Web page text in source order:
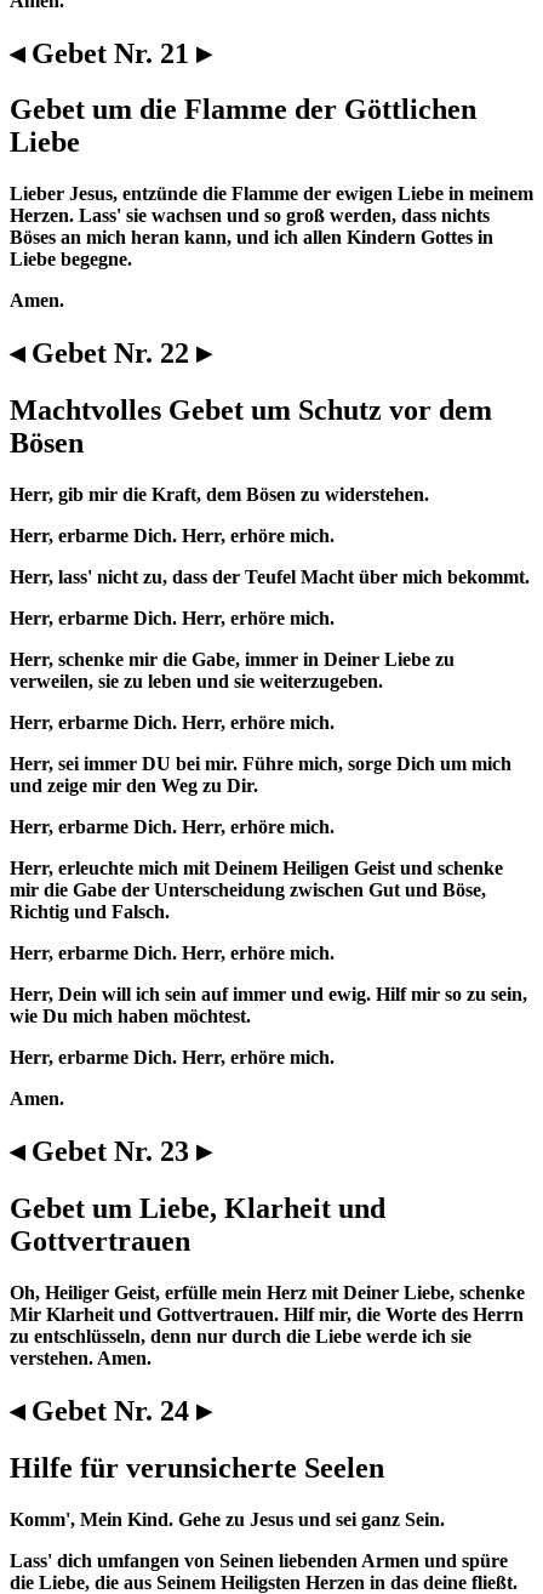
◂ Gebet Nr. 21 ▸
Gebet um die Flamme der Göttlichen
Liebe
Lieber Jesus, entzünde die Flamme der ewigen Liebe in meinem
Herzen. Lass' sie wachsen und so groß werden, dass nichts
Böses an mich heran kann, und ich allen Kindern Gottes in
Liebe begegne.
Amen.
◂ Gebet Nr. 22 ▸
Machtvolles Gebet um Schutz vor dem
Bösen
Herr, gib mir die Kraft, dem Bösen zu widerstehen.
Herr, erbarme Dich. Herr, erhöre mich.
Herr, lass' nicht zu, dass der Teufel Macht über mich bekommt.
Herr, erbarme Dich. Herr, erhöre mich.
Herr, schenke mir die Gabe, immer in Deiner Liebe zu
verweilen, sie zu leben und sie weiterzugeben.
Herr, erbarme Dich. Herr, erhöre mich.
Herr, sei immer DU bei mir. Führe mich, sorge Dich um mich
und zeige mir den Weg zu Dir.
Herr, erbarme Dich. Herr, erhöre mich.
Herr, erleuchte mich mit Deinem Heiligen Geist und schenke
mir die Gabe der Unterscheidung zwischen Gut und Böse,
Richtig und Falsch.
Herr, erbarme Dich. Herr, erhöre mich.
Herr, Dein will ich sein auf immer und ewig. Hilf mir so zu sein,
wie Du mich haben möchtest.
Herr, erbarme Dich. Herr, erhöre mich.
Amen.
◂ Gebet Nr. 23 ▸
Gebet um Liebe, Klarheit und
Gottvertrauen
Oh, Heiliger Geist, erfülle mein Herz mit Deiner Liebe, schenke
Mir Klarheit und Gottvertrauen. Hilf mir, die Worte des Herrn
zu entschlüsseln, denn nur durch die Liebe werde ich sie
verstehen. Amen.
◂ Gebet Nr. 24 ▸
Hilfe für verunsicherte Seelen
Komm', Mein Kind. Gehe zu Jesus und sei ganz Sein.
Lass' dich umfangen von Seinen liebenden Armen und spüre
die Liebe, die aus Seinem Heiligsten Herzen in das deine fließt.